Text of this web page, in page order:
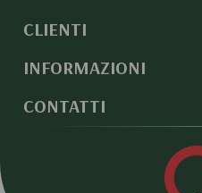
CLIENTI
INFORMAZIONI
CONTATTI